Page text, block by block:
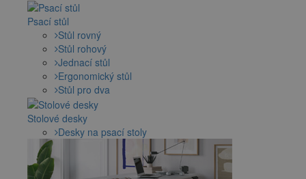
Psací stůl
Stůl rovný
Stůl rohový
Jednací stůl
Ergonomický stůl
Stůl pro dva
Stolové desky
Desky na psací stoly